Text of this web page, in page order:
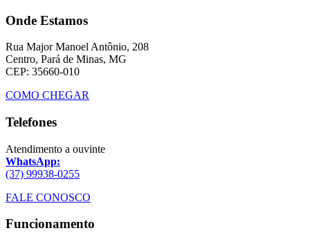
Onde Estamos
Rua Major Manoel Antônio, 208
Centro, Pará de Minas, MG
CEP: 35660-010
COMO CHEGAR
Telefones
Atendimento a ouvinte
WhatsApp:
(37) 99938-0255
FALE CONOSCO
Funcionamento